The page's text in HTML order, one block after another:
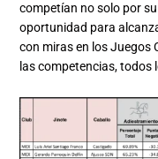
competían no solo por
oportunidad para
con miras en los Juegos
las competencias, todos